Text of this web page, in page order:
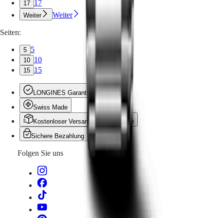
17 17
Weiter Weiter
Seiten:
5 5
10 10
15 15
LONGINES Garantie
Swiss Made
Kostenloser Versand und Rückgabe
Sichere Bezahlung
Folgen Sie uns